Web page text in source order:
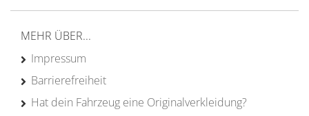
MEHR ÜBER...
Impressum
Barrierefreiheit
Hat dein Fahrzeug eine Originalverkleidung?